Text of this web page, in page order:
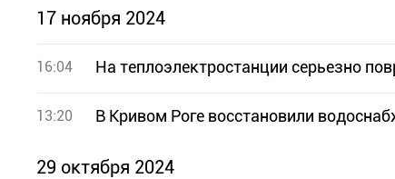
17 ноября 2024
16:04 На теплоэлектростанции серьезно
13:20 В Кривом Роге восстановили
29 октября 2024